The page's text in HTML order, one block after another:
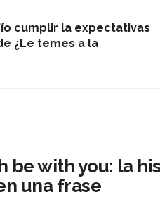
cumplir la expectativas
¿Le temes a la
be with you: la
una frase